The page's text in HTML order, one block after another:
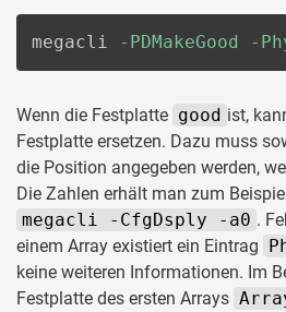
megacli -PDMakeGood -
Wenn die Festplatte good ist,
Festplatte ersetzen. Dazu muss
die Position angegeben werden,
Die Zahlen erhält man zum
megacli -CfgDsply -a0 .
einem Array existiert ein Eintrag
keine weiteren Informationen. Im
Festplatte des ersten Arrays